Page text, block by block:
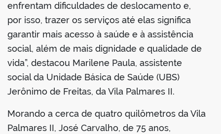
enfrentam dificuldades de deslocamento e,
por isso, trazer os serviços até elas significa
garantir mais acesso à saúde e à assistência
social, além de mais dignidade e qualidade de
vida”, destacou Marilene Paula, assistente
social da Unidade Básica de Saúde (UBS)
Jerônimo de Freitas, da Vila Palmares II.
Morando a cerca de quatro quilômetros da Vila
Palmares II, José Carvalho, de 75 anos,